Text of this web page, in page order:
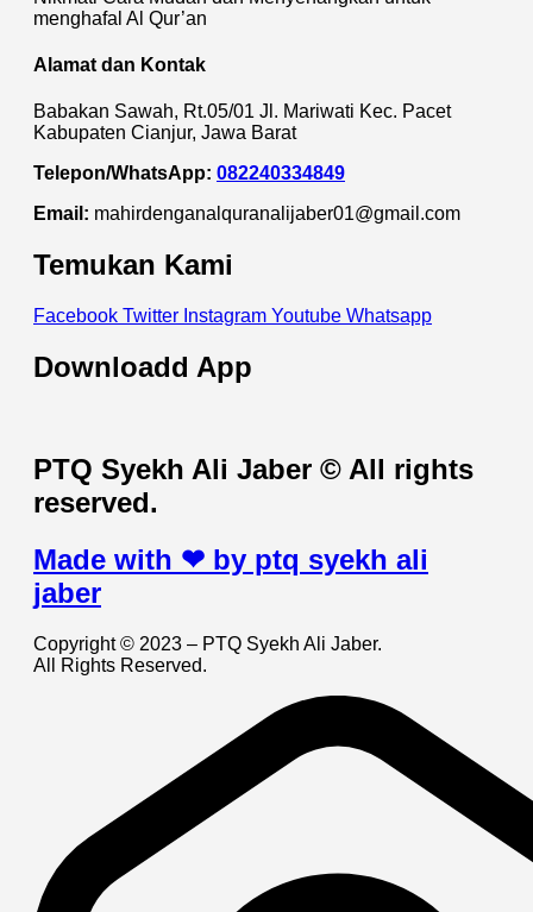
menghafal Al Qur’an
Alamat dan Kontak
Babakan Sawah, Rt.05/01 Jl. Mariwati Kec. Pacet
Kabupaten Cianjur, Jawa Barat
Telepon/WhatsApp: 082240334849
Email: mahirdenganalquranalijaber01@gmail.com
Temukan Kami
Facebook Twitter Instagram Youtube Whatsapp
Downloadd App
PTQ Syekh Ali Jaber © All rights
reserved.
Made with ❤ by ptq syekh ali
jaber
Copyright © 2023 – PTQ Syekh Ali Jaber.
All Rights Reserved.